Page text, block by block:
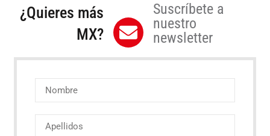
¿Quieres más
MX?
Suscríbete a
nuestro
newsletter